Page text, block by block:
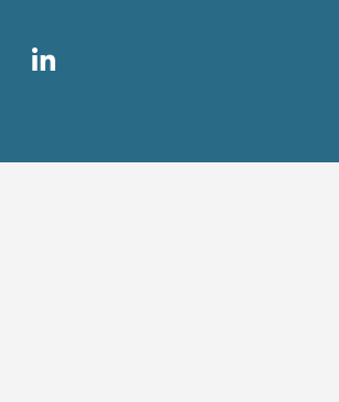
Ga naar LinkedIn